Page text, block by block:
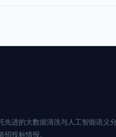
先进的大数据清洗与人工智能语义
投标情报。